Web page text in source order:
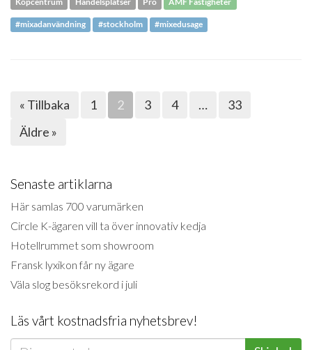
Köpcentrum Handelsplatser Pro AMF Fastigheter
#mixadanvändning #stockholm #mixedusage
« Tillbaka 1 2 3 4 …
33
Äldre »
Senaste artiklarna
Här samlas 700 varumärken
Circle K-ägaren vill ta över innovativ kedja
Hotellrummet som showroom
Fransk lyxikon får ny ägare
Väla slog besöksrekord i juli
Läs vårt kostnadsfria nyhetsbrev!